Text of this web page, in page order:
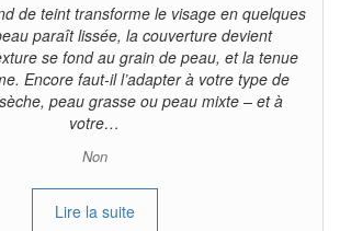
de teint transforme le visage en quelques
paraît lissée, la couverture devient
se fond au grain de peau, et la tenue
Encore faut-il l’adapter à votre type de
peau grasse ou peau mixte – et à
votre…
Non
Lire la suite